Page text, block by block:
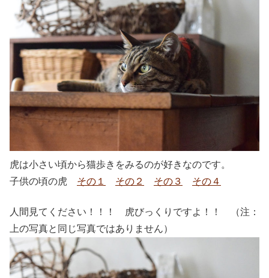
虎は小さい頃から猫歩きをみるのが好きなのです。
子供の頃の虎 その１ その２ その３ その４
人間見てください！！！ 虎びっくりですよ！！ （注：
上の写真と同じ写真ではありません）